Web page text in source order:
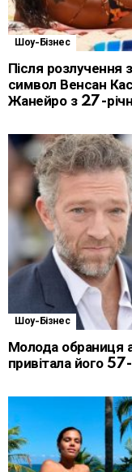
Шоу-Бізнес
Після розлучення
символ Венсан
Жанейро з 27-
Шоу-Бізнес
Молода обраниця
привітала його